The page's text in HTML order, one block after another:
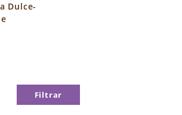
Dulce-
Filtrar